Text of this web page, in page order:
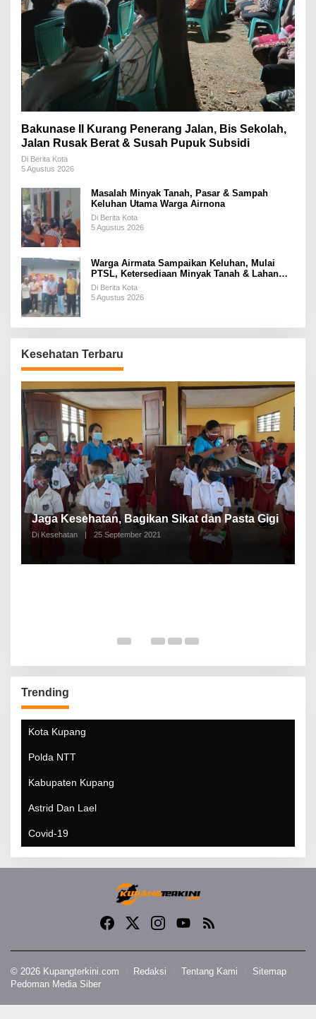
Bakunase II Kurang Penerang Jalan, Bis Sekolah,
Jalan Rusak Berat & Susah Pupuk Subsidi
Di Berita Kota
5 Agustus 2026
Masalah Minyak Tanah, Pasar & Sampah
Keluhan Utama Warga Airnona
Di Berita Kota
5 Agustus 2026
Warga Airmata Sampaikan Keluhan, Mulai
PTSL, Ketersediaan Minyak Tanah & Lahan
Pemakaman
Di Berita Kota
5 Agustus 2026
Kesehatan Terbaru
Jaga Kesehatan, Bagikan Sikat dan Pasta Gigi
Di Kesehatan | 25 September 2021
Trending
Kota Kupang
Polda NTT
Kabupaten Kupang
Astrid Dan Lael
Covid-19
© 2026 Kupangterkini.com Redaksi Tentang Kami
Sitemap
Pedoman Media Siber